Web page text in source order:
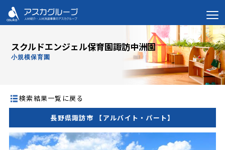
スクルドエンジェル保育園諏訪中洲園
小規模保育園
検索結果一覧に戻る
長野県諏訪市 【アルバイト・パート】